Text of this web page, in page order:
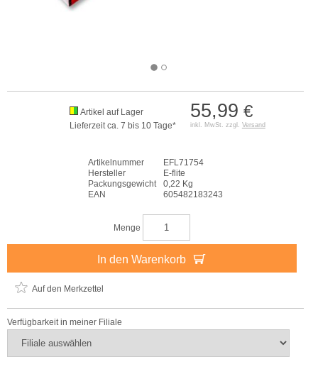
55,99 €
inkl. MwSt. zzgl. Versand
Artikel auf Lager
Lieferzeit ca. 7 bis 10 Tage*
Artikelnummer
EFL71754
Hersteller
E-flite
Packungsgewicht
0,22 Kg
EAN
605482183243
Menge
In den Warenkorb
Auf den Merkzettel
Verfügbarkeit in meiner Filiale